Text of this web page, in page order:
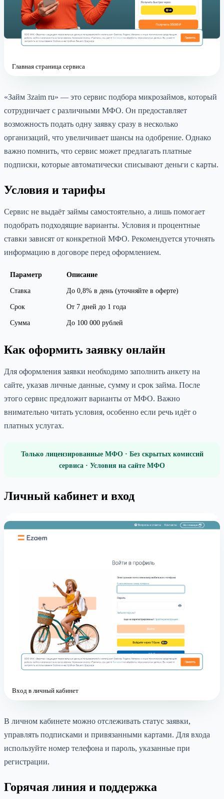
Главная страница сервиса
«Займ 3zaim ru» — это сервис подбора микрозаймов, который
сотрудничает с различными МФО. Он предоставляет
возможность подать одну заявку сразу в несколько
организаций, что увеличивает шансы на одобрение. Однако
важно помнить, что сервис может предлагать платные
подписки, которые автоматически списывают деньги с карты.
Условия и тарифы
Сервис не выдаёт займы самостоятельно, а лишь помогает
подобрать подходящие варианты. Условия и процентные
ставки зависят от конкретной МФО. Рекомендуется уточнять
информацию в договоре перед оформлением.
Параметр Описание
Ставка До 0,8% в день (уточняйте в оферте)
Срок От 7 дней до 1 года
Сумма До 100 000 рублей
Как оформить заявку онлайн
Для оформления заявки необходимо заполнить анкету на
сайте, указав личные данные, сумму и срок займа. После
этого сервис предложит варианты от МФО. Важно
внимательно читать условия, особенно если речь идёт о
платных услугах.
Только лицензированные МФО · Без скрытых комиссий
сервиса · Условия на сайте МФО
Личный кабинет и вход
Вход в личный кабинет
В личном кабинете можно отслеживать статус заявки,
управлять подписками и привязанными картами. Для входа
используйте номер телефона и пароль, указанные при
регистрации.
Горячая линия и поддержка